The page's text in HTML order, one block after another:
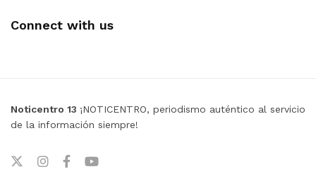
Connect with us
Noticentro 13 ¡NOTICENTRO, periodismo auténtico al servicio
de la información siempre!